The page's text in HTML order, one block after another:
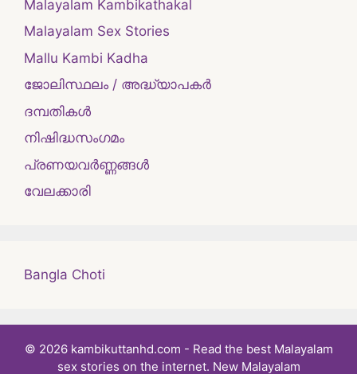
Malayalam Kambikathakal
Malayalam Sex Stories
Mallu Kambi Kadha
ജോലിസ്ഥലം / അദ്ധ്യാപകർ
ദമ്പതികള്‍
നിഷിദ്ധസംഗമം
പ്രണയവർണ്ണങ്ങൾ
വേലക്കാരി
Bangla Choti
© 2026 kambikuttanhd.com - Read the best Malayalam
sex stories on the internet. New Malayalam